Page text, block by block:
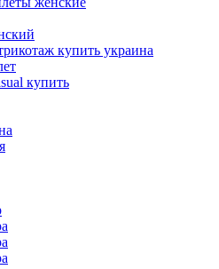
купить украина
купить